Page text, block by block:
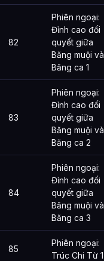
82
Phiên ngoại:
Đỉnh cao đối
quyết giữa
Băng muội và
Băng ca 1
83
Phiên ngoại:
Đỉnh cao đối
quyết giữa
Băng muội và
Băng ca 2
84
Phiên ngoại:
Đỉnh cao đối
quyết giữa
Băng muội và
Băng ca 3
85
Phiên ngoại:
Trúc Chi Từ 1